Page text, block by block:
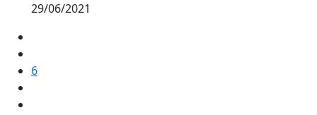
29/06/2021
6